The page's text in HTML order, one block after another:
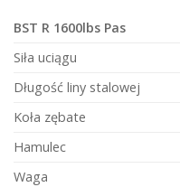
BST R 1600lbs Pas
Siła uciągu
Długość liny stalowej
Koła zębate
Hamulec
Waga